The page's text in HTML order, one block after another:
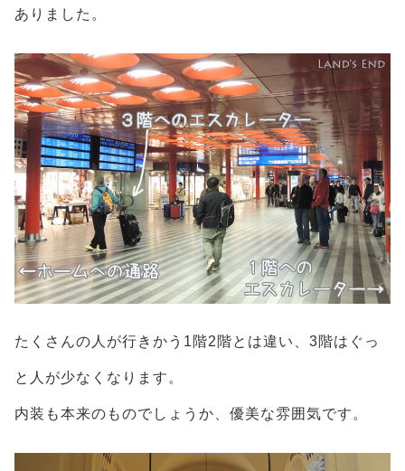
ありました。
たくさんの人が行きかう1階2階とは違い、3階はぐっ
と人が少なくなります。
内装も本来のものでしょうか、優美な雰囲気です。